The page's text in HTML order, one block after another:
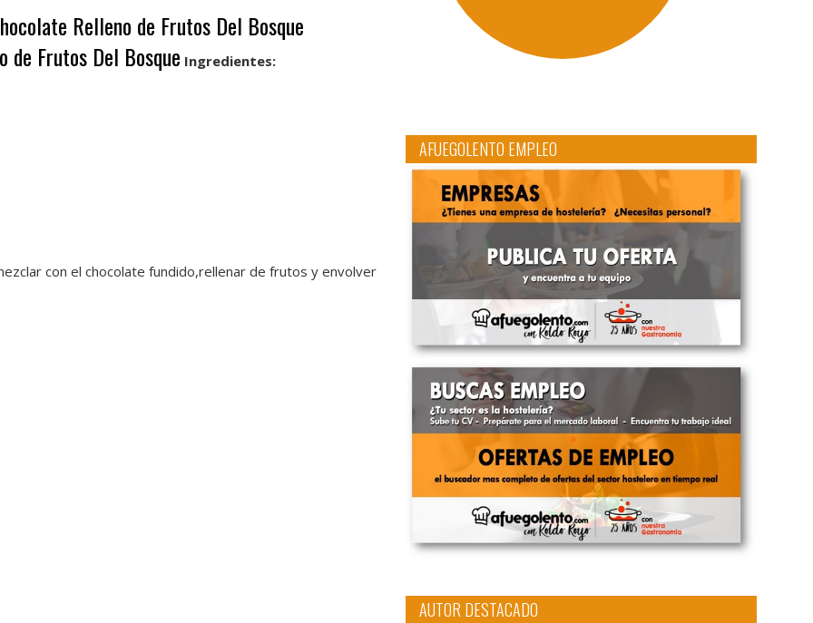
Relleno de Frutos Del Bosque
de Frutos Del Bosque Ingredientes:
con el chocolate fundido,rellenar de frutos y envolver
AFUEGOLENTO EMPLEO
AUTOR DESTACADO